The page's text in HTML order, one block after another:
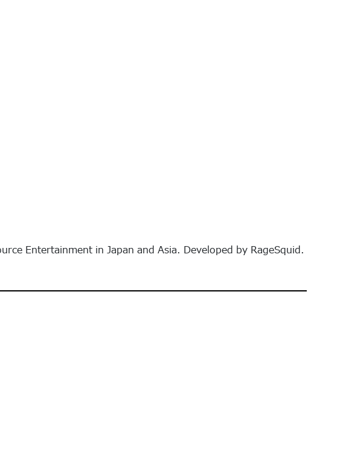
Entertainment in Japan and Asia. Developed by RageSquid.